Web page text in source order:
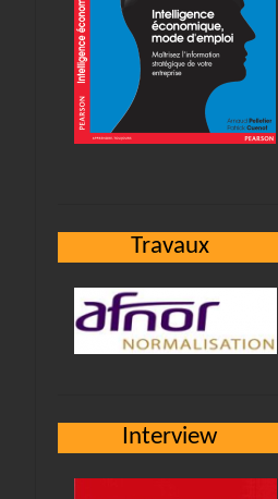
Travaux
Interview